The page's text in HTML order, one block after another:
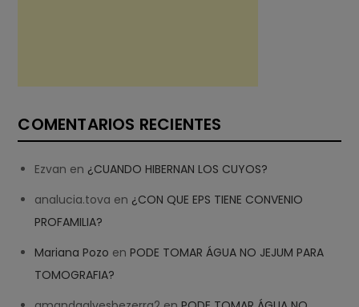
COMENTARIOS RECIENTES
Ezvan en ¿CUANDO HIBERNAN LOS CUYOS?
analucia.tova en ¿CON QUE EPS TIENE CONVENIO
PROFAMILIA?
Mariana Pozo enPODE TOMAR ÁGUA NO JEJUM PARA
TOMOGRAFIA?